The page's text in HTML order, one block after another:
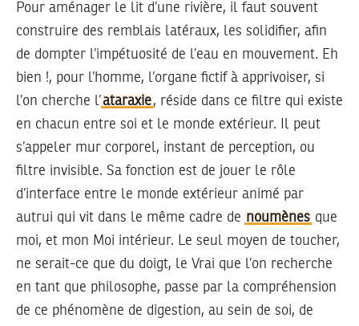
Pour aménager le lit d’une rivière, il faut souvent
construire des remblais latéraux, les solidifier, afin
de dompter l’impétuosité de l’eau en mouvement. Eh
bien !, pour l’homme, l’organe fictif à apprivoiser, si
l’on cherche l’ataraxie, réside dans ce filtre qui existe
en chacun entre soi et le monde extérieur. Il peut
s’appeler mur corporel, instant de perception, ou
filtre invisible. Sa fonction est de jouer le rôle
d’interface entre le monde extérieur animé par
autrui qui vit dans le même cadre de noumènes que
moi, et mon Moi intérieur. Le seul moyen de toucher,
ne serait-ce que du doigt, le Vrai que l’on recherche
en tant que philosophe, passe par la compréhension
de ce phénomène de digestion, au sein de soi, de